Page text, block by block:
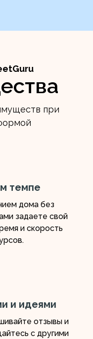
при
дома без
задаете свой
и скорость
темпе
отзывы и
с другими
и идеями